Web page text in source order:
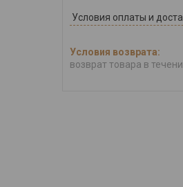
Условия оплаты и
возврат товара в